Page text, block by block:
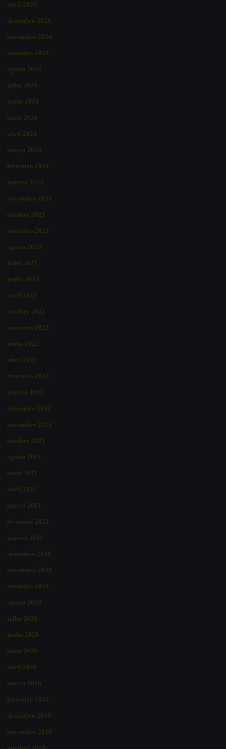
abril 2025
dezembro 2024
novembro 2024
setembro 2024
agosto 2024
julho 2024
junho 2024
maio 2024
abril 2024
março 2024
fevereiro 2024
janeiro 2024
novembro 2023
outubro 2023
setembro 2023
agosto 2023
julho 2023
junho 2023
abril 2023
outubro 2022
setembro 2022
junho 2022
abril 2022
fevereiro 2022
janeiro 2022
dezembro 2021
novembro 2021
outubro 2021
agosto 2021
maio 2021
abril 2021
março 2021
fevereiro 2021
janeiro 2021
dezembro 2020
novembro 2020
setembro 2020
agosto 2020
julho 2020
junho 2020
maio 2020
abril 2020
março 2020
fevereiro 2020
dezembro 2019
novembro 2019